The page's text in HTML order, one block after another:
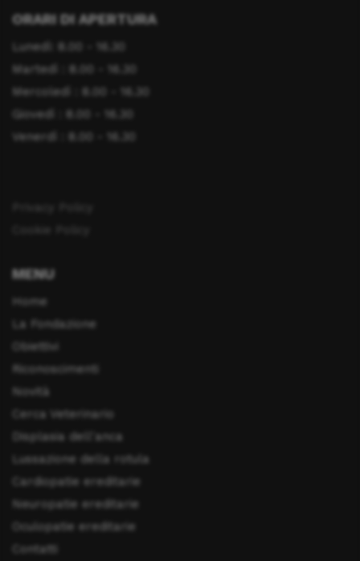
ORARI DI APERTURA
Lunedì: 8.00 - 16.30
Martedì : 8.00 - 16.30
Mercoledì : 8.00 - 16.30
Giovedì : 8.00 - 16.30
Venerdì : 8.00 - 16.30
MENU
Home
La Fondazione
Obiettivi
Riconoscimenti
Novità
Cerca Veterinario
Displasia dell'anca
Lussazione della rotula
Cardiopatie ereditarie
Neuropatie ereditarie
Oculopatie ereditarie
Contatti